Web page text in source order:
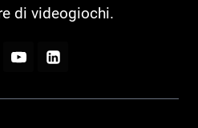
di videogiochi.